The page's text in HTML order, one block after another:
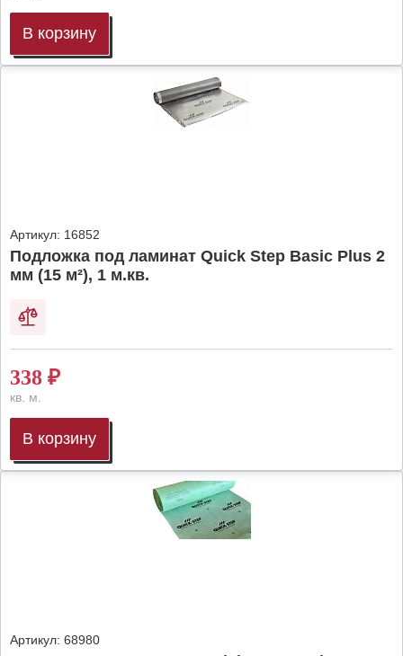
В корзину
Артикул: 16852
Подложка под ламинат Quick Step Basic Plus 2
мм (15 м²), 1 м.кв.
338 ₽
кв. м.
В корзину
Артикул: 68980